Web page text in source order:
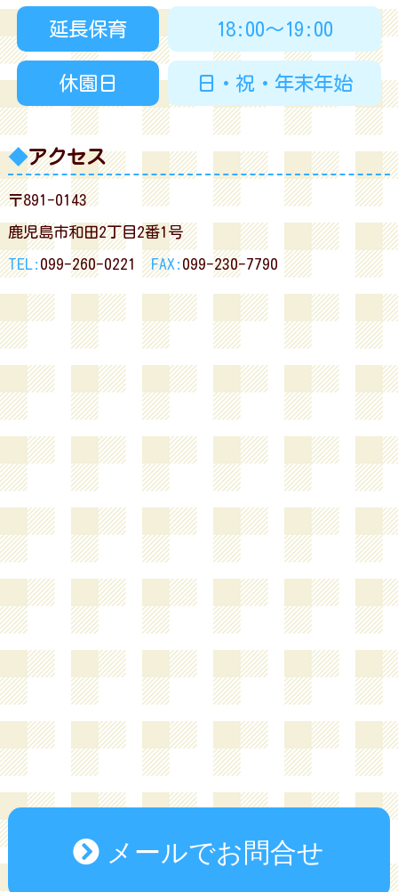
延長保育 18:00～19:00
休園日 日・祝・年末年始
アクセス
〒891-0143
鹿児島市和田2丁目2番1号
TEL: 099-260-0221FAX: 099-230-7790
メールでお問合せ